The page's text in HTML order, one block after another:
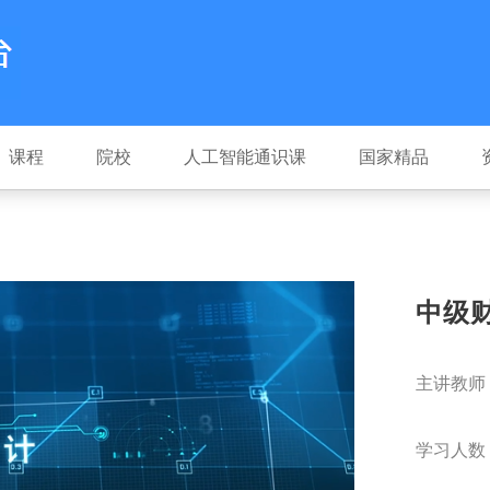
课程 院校 人工智能通识课 国家精品
中级
主讲教师
学习人数